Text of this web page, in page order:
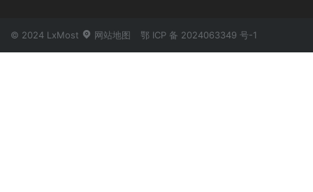
© 2024 LxMost 网站地图 鄂 ICP 备 2024063349 号-1